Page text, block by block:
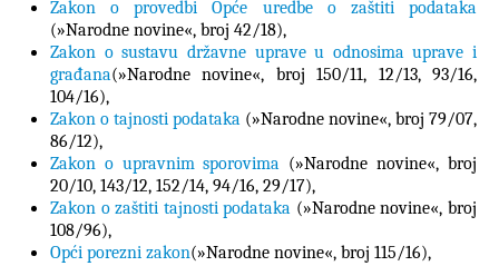
Zakon o provedbi Opće uredbe o zaštiti podataka
(»Narodne novine«, broj 42/18),
Zakon o sustavu državne uprave u odnosima uprave i
građana(»Narodne novine«, broj150/11, 12/13, 93/16,
104/16),
Zakon o tajnosti podataka (»Narodne novine«, broj 79/07,
86/12),
Zakon o upravnim sporovima (»Narodne novine«, broj
20/10, 143/12, 152/14, 94/16, 29/17),
Zakon o zaštiti tajnosti podataka (»Narodne novine«, broj
108/96),
Opći porezni zakon(»Narodne novine«, broj 115/16),